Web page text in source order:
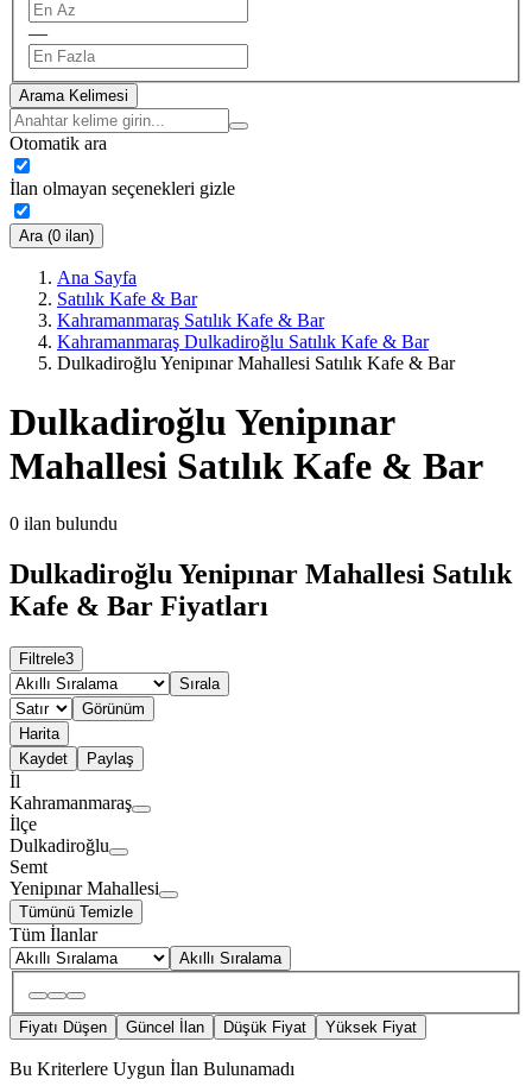
—
Arama Kelimesi
Otomatik ara
İlan olmayan seçenekleri gizle
Ara (0 ilan)
Ana Sayfa
Satılık Kafe & Bar
Kahramanmaraş Satılık Kafe & Bar
Kahramanmaraş Dulkadiroğlu Satılık Kafe & Bar
Dulkadiroğlu Yenipınar Mahallesi Satılık Kafe & Bar
Dulkadiroğlu Yenipınar
Mahallesi Satılık Kafe & Bar
0 ilan bulundu
Dulkadiroğlu Yenipınar Mahallesi Satılık
Kafe & Bar Fiyatları
Filtrele3
Sırala
Görünüm
Harita
Kaydet
Paylaş
İl
Kahramanmaraş
İlçe
Dulkadiroğlu
Semt
Yenipınar Mahallesi
Tümünü Temizle
Tüm İlanlar
Akıllı Sıralama
Fiyatı Düşen Güncel İlan Düşük Fiyat Yüksek Fiyat
Bu Kriterlere Uygun İlan Bulunamadı